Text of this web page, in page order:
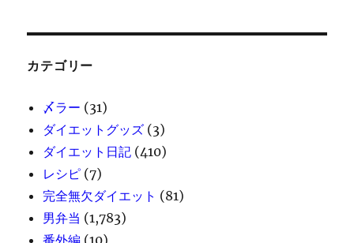
カテゴリー
〆ラー (31)
ダイエットグッズ (3)
ダイエット日記 (410)
レシピ (7)
完全無欠ダイエット (81)
男弁当 (1,783)
番外編 (10)